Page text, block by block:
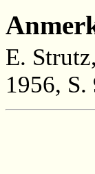
E.
1956, S.